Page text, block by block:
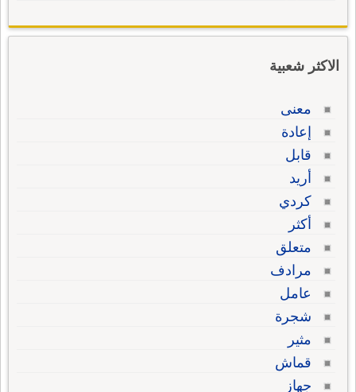
الاكثر شعبية
معنى
إعادة
قابل
أريد
كردي
أكثر
متعلق
مرادف
عامل
شجرة
مثير
قماش
جهاز